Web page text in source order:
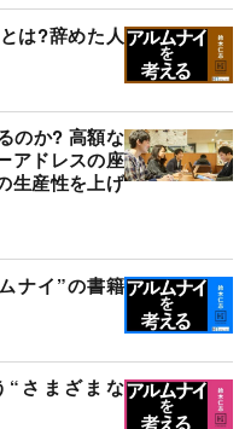
は?辞めた人
のか? 高額な
アドレスの座
生産性を上げ
ナイ”の書籍
“さまざまな